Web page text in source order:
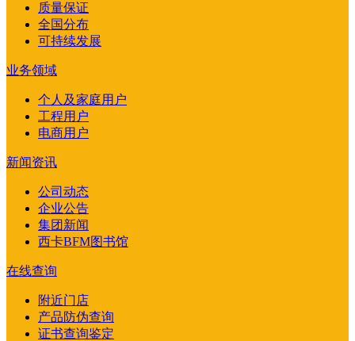
质量保证
全国分布
可持续发展
业务领域
个人及家庭用户
工程用户
电商用户
新闻资讯
公司动态
企业公告
集团新闻
西卡BFM图书馆
在线查询
附近门店
产品防伪查询
证书查询鉴定